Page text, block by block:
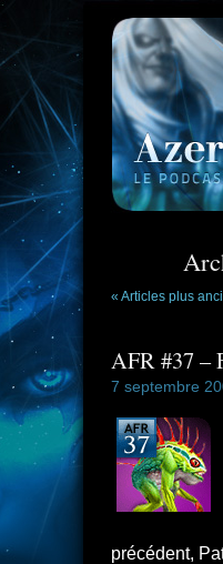
« Articles plus
AFR #37 –
7 septembre
précédent,